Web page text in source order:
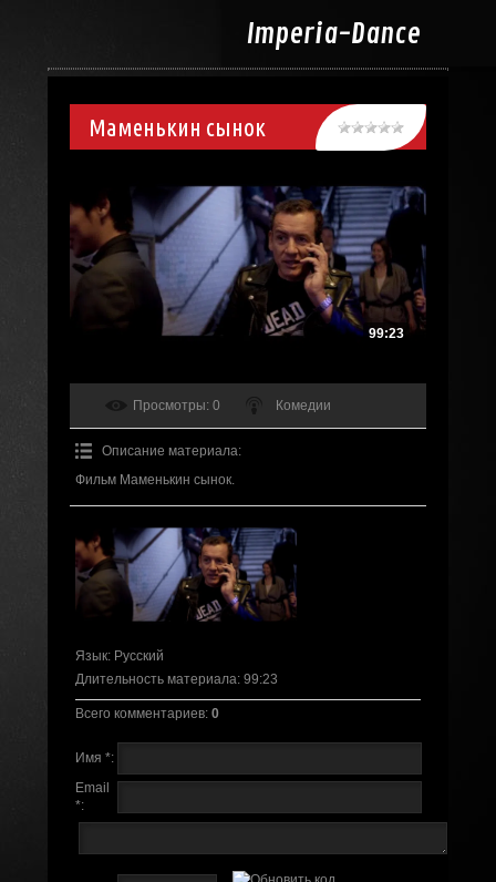
Imperia-Dance
Маменькин сынок
99:23
Просмотры: 0 Комедии
Описание материала:
Фильм Маменькин сынок.
Язык: Русский
Длительность материала: 99:23
Всего комментариев: 0
Имя *:
Email
*: